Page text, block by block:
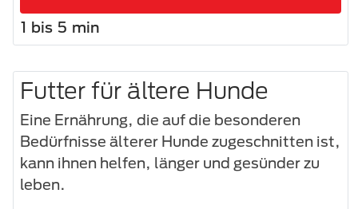
1 bis 5 min
Futter für ältere Hunde
Eine Ernährung, die auf die besonderen
Bedürfnisse älterer Hunde zugeschnitten ist,
kann ihnen helfen, länger und gesünder zu
leben.